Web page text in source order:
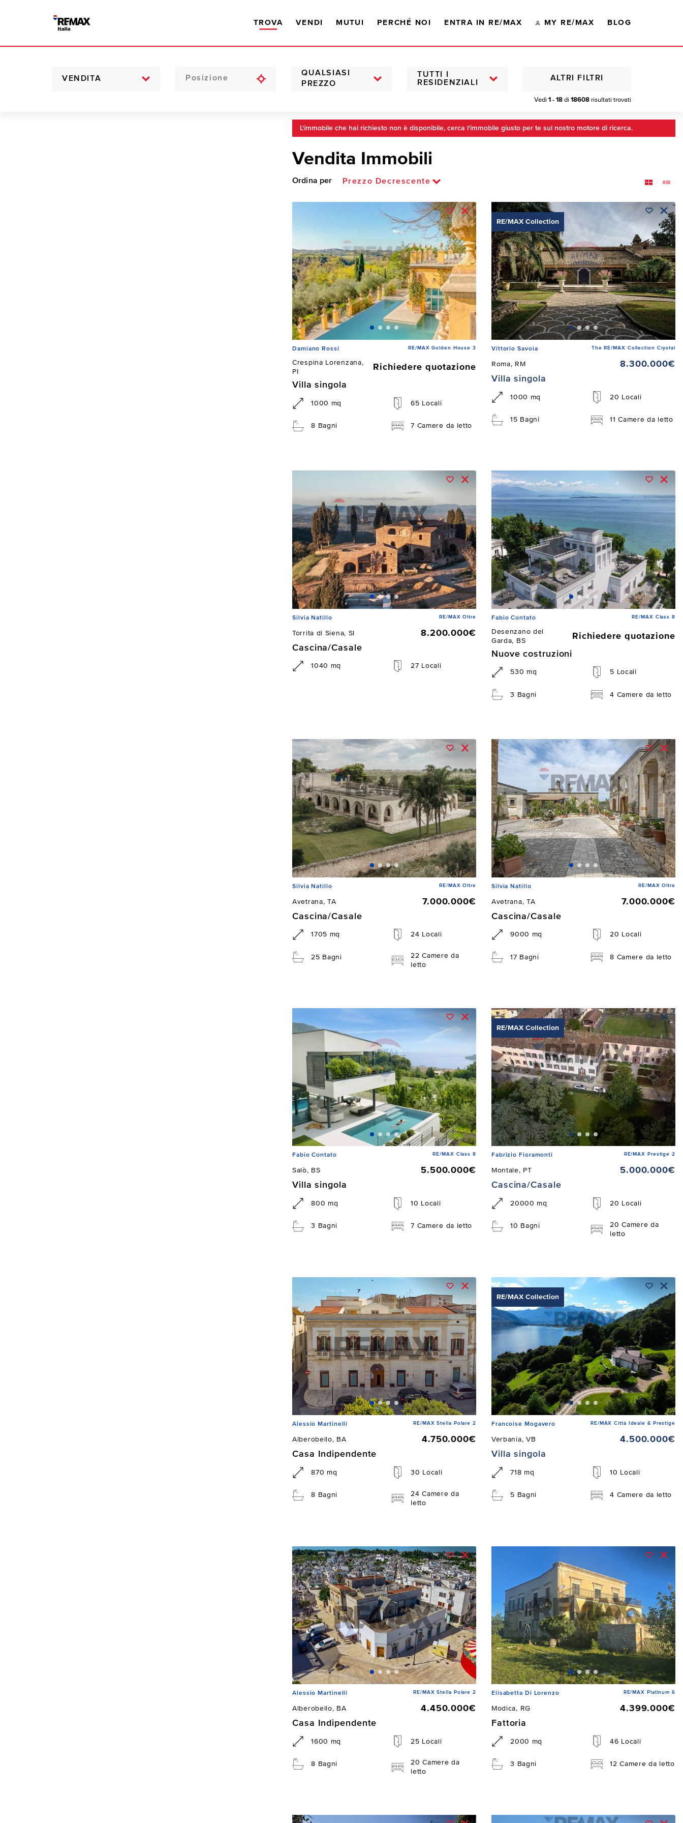
TROVA VENDI MUTUI PERCHÉ NOI ENTRA IN RE/MAX MY RE/MAX BLOG
VENDITA
QUALSIASI
PREZZO
TUTTI I
RESIDENZIALI
Vedi 1 - 18 di 18608 risultati trovati
ALTRI FILTRI
L'immobile che hai richiesto non è disponibile, cerca l'immobile giusto per te sul nostro motore di ricerca.
Vendita Immobili
Ordina per Prezzo Decrescente
Damiano Rossi RE/MAX Golden House 3
Crespina Lorenzana,
PI
Richiedere quotazione
Villa singola
1000 mq 65 Locali
8 Bagni 7 Camere da letto
RE/MAX Collection
Vittorio Savoia The RE/MAX Collection Crystal
Roma, RM
8.300.000€
Villa singola
1000 mq 20 Locali
15 Bagni 11 Camere da letto
Silvia Natillo RE/MAX Oltre
Torrita di Siena, SI
8.200.000€
Cascina/Casale
1040 mq 27 Locali
Fabio Contato RE/MAX Class 8
Desenzano del
Garda, BS
Richiedere quotazione
Nuove costruzioni
530 mq 5 Locali
3 Bagni 4 Camere da letto
Silvia Natillo RE/MAX Oltre
Avetrana, TA
7.000.000€
Cascina/Casale
1705 mq 24 Locali
25 Bagni
22 Camere da
letto
Silvia Natillo RE/MAX Oltre
Avetrana, TA
7.000.000€
Cascina/Casale
9000 mq 20 Locali
17 Bagni 8 Camere da letto
Fabio Contato RE/MAX Class 8
Salò, BS
5.500.000€
Villa singola
800 mq 10 Locali
3 Bagni 7 Camere da letto
RE/MAX Collection
Fabrizio Fioramonti RE/MAX Prestige 2
Montale, PT
5.000.000€
Cascina/Casale
20000 mq 20 Locali
10 Bagni
20 Camere da
letto
Alessio Martinelli RE/MAX Stella Polare 2
Alberobello, BA
4.750.000€
Casa Indipendente
870 mq 30 Locali
8 Bagni
24 Camere da
letto
RE/MAX Collection
Francoise Mogavero RE/MAX Città Ideale & Prestige
Verbania, VB
4.500.000€
Villa singola
718 mq 10 Locali
5 Bagni 4 Camere da letto
Alessio Martinelli RE/MAX Stella Polare 2
Alberobello, BA
4.450.000€
Casa Indipendente
1600 mq 25 Locali
8 Bagni
20 Camere da
letto
Elisabetta Di Lorenzo RE/MAX Platinum 6
Modica, RG
4.399.000€
Fattoria
2000 mq 46 Locali
3 Bagni 12 Camere da letto